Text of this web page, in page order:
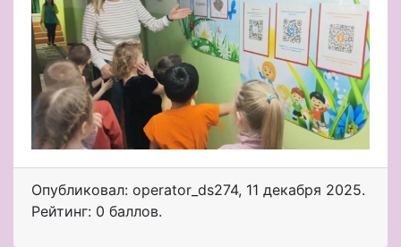
Опубликовал: operator_ds274, 11 декабря 2025.
Рейтинг: 0 баллов.